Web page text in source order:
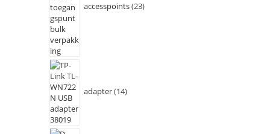
accesspoints 23
adapter 14